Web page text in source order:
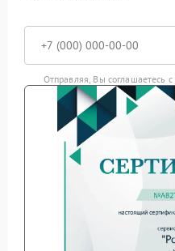
Отправляя, Вы соглашаетесь с